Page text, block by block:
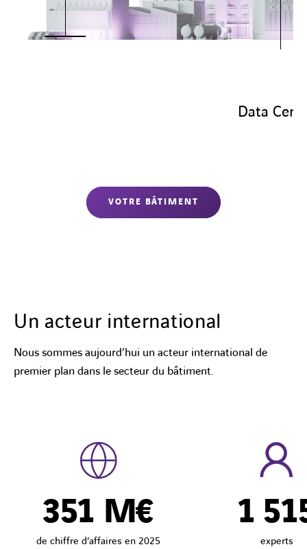
Data
VOTRE BÂTIMENT
Un acteur international
Nous sommes aujourd’hui un acteur international de
premier plan dans le secteur du bâtiment.
351 M€
de chiffre d’affaires en 2025
1
experts